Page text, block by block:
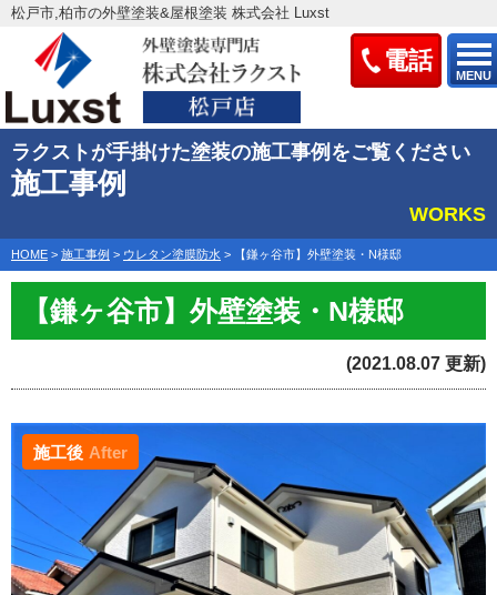
電話
MENU
松戸市,柏市の外壁塗装&屋根塗装 株式会社 Luxst
ラクストが手掛けた塗装の施工事例をご覧ください
施工事例
WORKS
HOME > 施工事例 > ウレタン塗膜防水 > 【鎌ヶ谷市】外壁塗装・N様邸
【鎌ヶ谷市】外壁塗装・N様邸
(2021.08.07 更新)
施工後 After